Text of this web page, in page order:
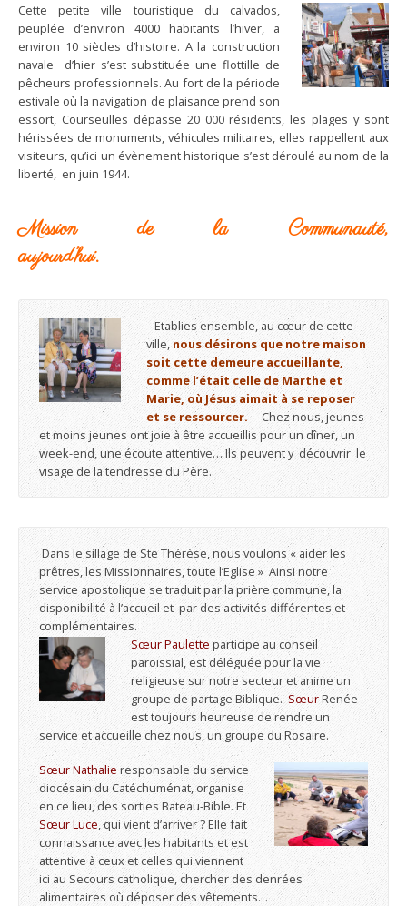
Cette petite ville touristique du calvados,
peuplée d’environ 4000 habitants l’hiver, a
environ 10 siècles d’histoire. A la construction
navale d’hier s’est substituée une flottille de
pêcheurs professionnels. Au fort de la période
estivale où la navigation de plaisance prend son
essort, Courseulles dépasse 20 000 résidents, les plages y sont
hérissées de monuments, véhicules militaires, elles rappellent aux
visiteurs, qu’ici un évènement historique s’est déroulé au nom de la
liberté, en juin 1944.
Mission de la Communauté,
aujourd’hui.
Etablies ensemble, au cœur de cette
ville, nous désirons que notre maison
soit cette demeure accueillante,
comme l’était celle de Marthe et
Marie, où Jésus aimait à se reposer
et se ressourcer.Chez nous, jeunes
et moins jeunes ont joie à être accueillis pour un dîner, un
week-end, une écoute attentive… Ils peuvent y découvrir le
visage de la tendresse du Père.
Dans le sillage de Ste Thérèse, nous voulons « aider les
prêtres, les Missionnaires, toute l’Eglise » Ainsi notre
service apostolique se traduit par la prière commune, la
disponibilité à l’accueil et par des activités différentes et
complémentaires.
Sœur Pauletteparticipe au conseil
paroissial, est déléguée pour la vie
religieuse sur notre secteur et anime un
groupe de partage Biblique.SœurRenée
est toujours heureuse de rendre un
service et accueille chez nous, un groupe du Rosaire.
Sœur Nathalie responsable du service
diocésain du Catéchuménat, organise
en ce lieu, des sorties Bateau-Bible. Et
Sœur Luce, qui vient d’arriver ? Elle fait
connaissance avec les habitants et est
attentive à ceux et celles qui viennent
ici au Secours catholique, chercher des denrées
alimentaires où déposer des vêtements…